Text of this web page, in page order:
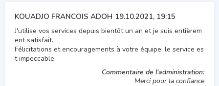
KOUADJO FRANCOIS ADOH 19.10.2021, 19:15
J'utilise vos services depuis bientôt un an et je suis entièrem
ent satisfait.
Félicitations et encouragements à votre équipe. le service es
t impeccable.
Commentaire de l'administration:
Merci pour la confiance